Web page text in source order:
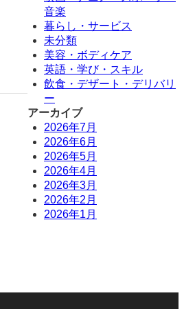
音楽
暮らし・サービス
未分類
美容・ボディケア
英語・学び・スキル
飲食・デザート・デリバリ
ー
アーカイブ
2026年7月
2026年6月
2026年5月
2026年4月
2026年3月
2026年2月
2026年1月